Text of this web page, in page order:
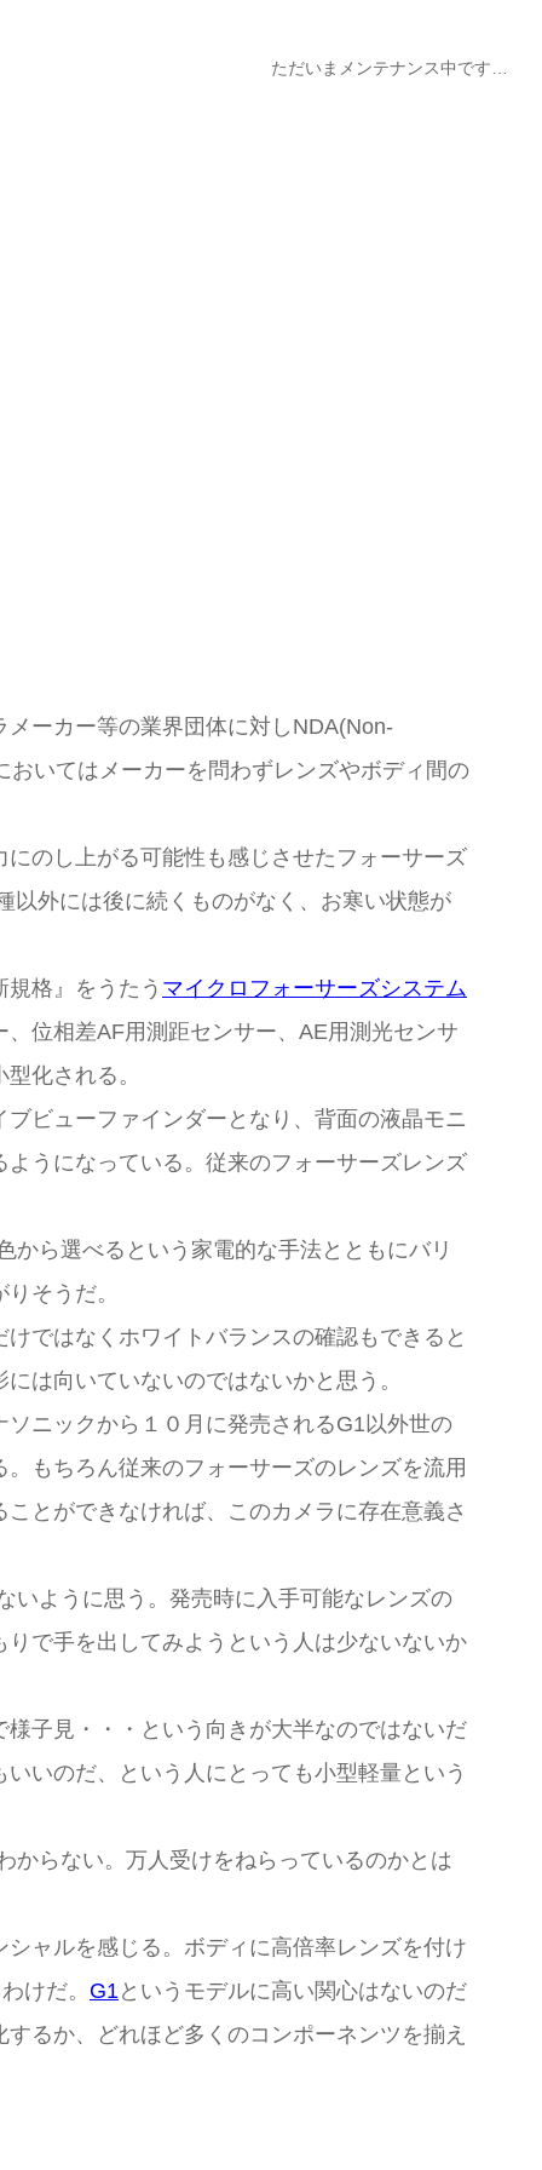
ただいまメンテナンス中です…
ーカー等の業界団体に対しNDA(Non-
いてはメーカーを問わずレンズやボディ間の
のし上がる可能性も感じさせたフォーサーズ
以外には後に続くものがなく、お寒い状態が
格』をうたう マイクロフォーサーズシステム
位相差AF用測距センサー、AE用測光センサ
化される。
ビューファインダーとなり、背面の液晶モニ
うになっている。従来のフォーサーズレンズ
から選べるという家電的な手法とともにバリ
そうだ。
ではなくホワイトバランスの確認もできると
は向いていないのではないかと思う。
ニックから１０月に発売されるG1以外世の
もちろん従来のフォーサーズのレンズを流用
とができなければ、このカメラに存在意義さ
いように思う。発売時に入手可能なレンズの
で手を出してみようという人は少ないないか
子見・・・という向きが大半なのではないだ
いのだ、という人にとっても小型軽量という
からない。万人受けをねらっているのかとは
ャルを感じる。ボディに高倍率レンズを付け
けだ。 G1というモデルに高い関心はないのだ
るか、どれほど多くのコンポーネンツを揃え